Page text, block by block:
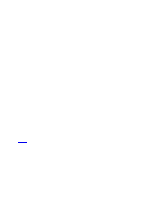
в 1956
учебным
Михаила Ивановича